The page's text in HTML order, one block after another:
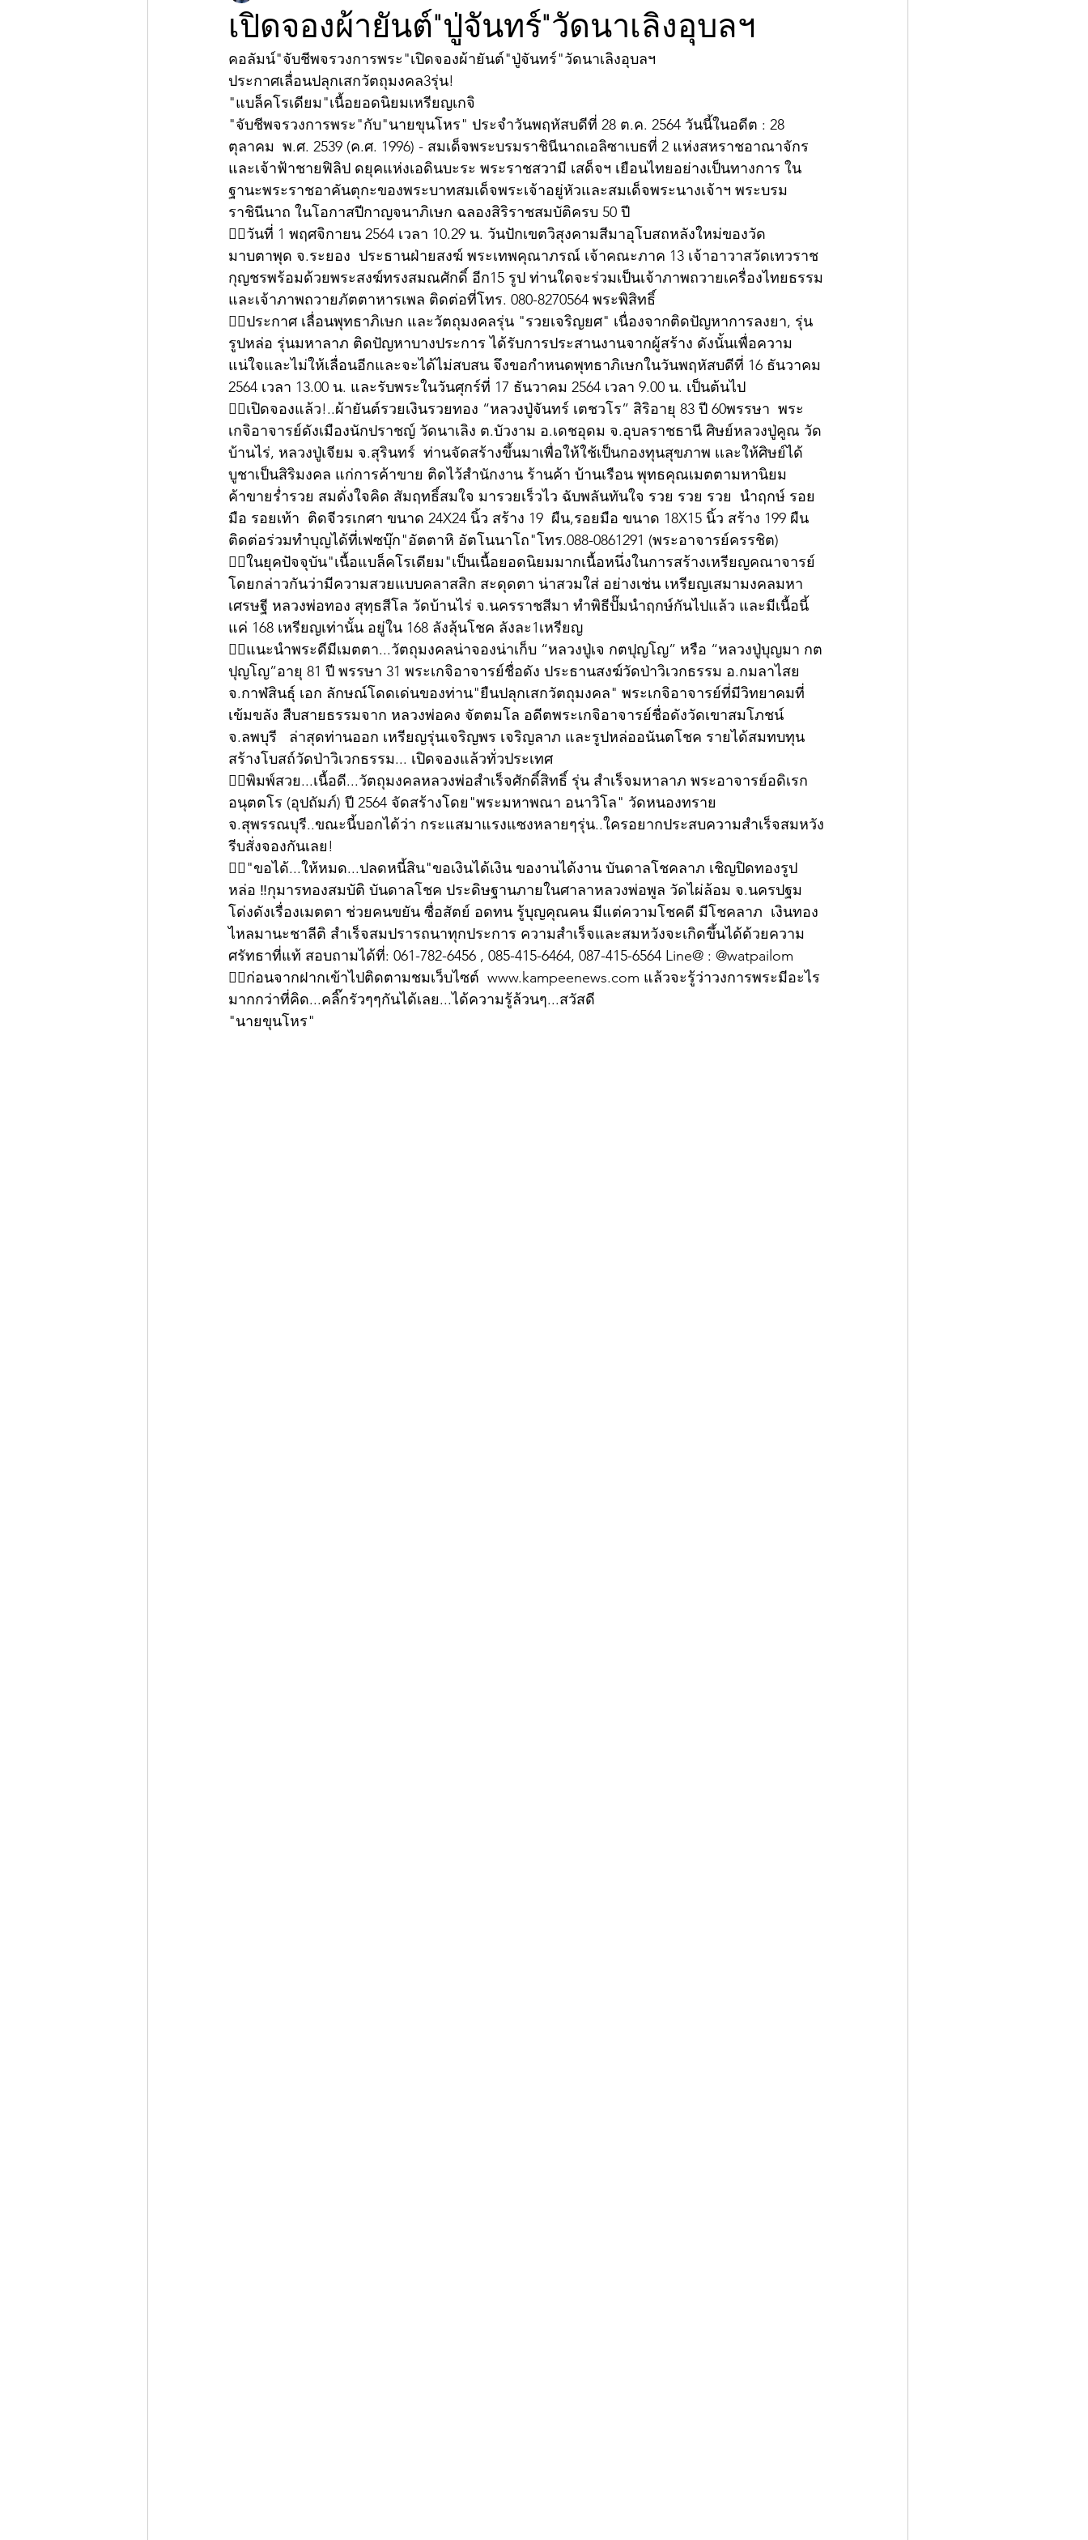
เปิดจองผ้ายันต์"ปู่จันทร์"วัดนาเลิงอุบลฯ
คอลัมน์"จับชีพจรวงการพระ"เปิดจองผ้ายันต์"ปู่จันทร์"วัดนาเลิงอุบลฯ
ประกาศเลื่อนปลุกเสกวัตถุมงคล3รุ่น!
"แบล็คโรเดียม"เนื้อยอดนิยมเหรียญเกจิ
"จับชีพจรวงการพระ"กับ"นายขุนโหร" ประจำวันพฤหัสบดีที่ 28 ต.ค. 2564 วันนี้ในอดีต : 28
ตุลาคม  พ.ศ. 2539 (ค.ศ. 1996) - สมเด็จพระบรมราชินีนาถเอลิซาเบธที่ 2 แห่งสหราชอาณาจักร
และเจ้าฟ้าชายฟิลิป ดยุคแห่งเอดินบะระ พระราชสวามี เสด็จฯ เยือนไทยอย่างเป็นทางการ ใน
ฐานะพระราชอาคันตุกะของพระบาทสมเด็จพระเจ้าอยู่หัวและสมเด็จพระนางเจ้าฯ พระบรม
ราชินีนาถ ในโอกาสปีกาญจนาภิเษก ฉลองสิริราชสมบัติครบ 50 ปี
👍🏻วันที่ 1 พฤศจิกายน 2564 เวลา 10.29 น. วันปักเขตวิสุงคามสีมาอุโบสถหลังใหม่ของวัด
มาบตาพุด จ.ระยอง  ประธานฝ่ายสงฆ์ พระเทพคุณาภรณ์ เจ้าคณะภาค 13 เจ้าอาวาสวัดเทวราช
กุญชรพร้อมด้วยพระสงฆ์ทรงสมณศักดิ์ อีก15 รูป ท่านใดจะร่วมเป็นเจ้าภาพถวายเครื่องไทยธรรม
และเจ้าภาพถวายภัตตาหารเพล ติดต่อที่โทร. 080-8270564 พระพิสิทธิ์
👍🏻ประกาศ เลื่อนพุทธาภิเษก และวัตถุมงคลรุ่น "รวยเจริญยศ" เนื่องจากติดปัญหาการลงยา, รุ่น
รูปหล่อ รุ่นมหาลาภ ติดปัญหาบางประการ ได้รับการประสานงานจากผู้สร้าง ดังนั้นเพื่อความ
แน่ใจและไม่ให้เลื่อนอีกและจะได้ไม่สบสน จึงขอกำหนดพุทธาภิเษกในวันพฤหัสบดีที่ 16 ธันวาคม
2564 เวลา 13.00 น. และรับพระในวันศุกร์ที่ 17 ธันวาคม 2564 เวลา 9.00 น. เป็นต้นไป
👍🏻เปิดจองแล้ว!..ผ้ายันต์รวยเงินรวยทอง “หลวงปู่จันทร์ เตชวโร” สิริอายุ 83 ปี 60พรรษา  พระ
เกจิอาจารย์ดังเมืองนักปราชญ์ วัดนาเลิง ต.บัวงาม อ.เดชอุดม จ.อุบลราชธานี ศิษย์หลวงปู่คูณ วัด
บ้านไร่, หลวงปู่เจียม จ.สุรินทร์  ท่านจัดสร้างขึ้นมาเพื่อให้ใช้เป็นกองทุนสุขภาพ เเละให้ศิษย์ได้
บูชาเป็นสิริมงคล แก่การค้าขาย ติดไว้สำนักงาน ร้านค้า บ้านเรือน พุทธคุณเมตตามหานิยม
ค้าขายร่ำรวย สมดั่งใจคิด สัมฤทธิ์สมใจ มารวยเร็วไว ฉับพลันทันใจ รวย รวย รวย  นำฤกษ์ รอย
มือ รอยเท้า  ติดจีวรเกศา ขนาด 24X24 นิ้ว สร้าง 19  ผืน,รอยมือ ขนาด 18X15 นิ้ว สร้าง 199 ผืน
ติดต่อร่วมทำบุญได้ที่เฟซบุ๊ก"อัตตาหิ อัตโนนาโถ"โทร.088-0861291 (พระอาจารย์ครรชิต)
👍🏻ในยุคปัจจุบัน"เนื้อแบล็คโรเดียม"เป็นเนื้อยอดนิยมมากเนื้อหนึ่งในการสร้างเหรียญคณาจารย์
โดยกล่าวกันว่ามีความสวยแบบคลาสสิก สะดุดตา น่าสวมใส่ อย่างเช่น เหรียญเสมามงคลมหา
เศรษฐี หลวงพ่อทอง สุทฺธสีโล วัดบ้านไร่ จ.นครราชสีมา ทำพิธีปั๊มนำฤกษ์กันไปแล้ว และมีเนื้อนี้
แค่ 168 เหรียญเท่านั้น อยู่ใน 168 ลังลุ้นโชค ลังละ1เหรียญ
👍🏻แนะนำพระดีมีเมตตา...วัตถุมงคลน่าจองน่าเก็บ “หลวงปู่เจ กตปุญโญ” หรือ “หลวงปู่บุญมา กต
ปุญโญ”อายุ 81 ปี พรรษา 31 พระเกจิอาจารย์ชื่อดัง ประธานสงฆ์วัดป่าวิเวกธรรม อ.กมลาไสย
จ.กาฬสินธุ์ เอก ลักษณ์โดดเด่นของท่าน"ยืนปลุกเสกวัตถุมงคล" พระเกจิอาจารย์ที่มีวิทยาคมที่
เข้มขลัง สืบสายธรรมจาก หลวงพ่อคง จัตตมโล อดีตพระเกจิอาจารย์ชื่อดังวัดเขาสมโภชน์
จ.ลพบุรี   ล่าสุดท่านออก เหรียญรุ่นเจริญพร เจริญลาภ และรูปหล่ออนันตโชค รายได้สมทบทุน
สร้างโบสถ์วัดป่าวิเวกธรรม... เปิดจองแล้วทั่วประเทศ
👍🏻พิมพ์สวย...เนื้อดี...วัตถุมงคลหลวงพ่อสำเร็จศักดิ์สิทธิ์ รุ่น สำเร็จมหาลาภ พระอาจารย์อดิเรก
อนุตตโร (อุปถัมภ์) ปี 2564 จัดสร้างโดย"พระมหาพณา อนาวิโล" วัดหนองทราย
จ.สุพรรณบุรี..ขณะนี้บอกได้ว่า กระแสมาแรงแซงหลายๆรุ่น..ใครอยากประสบความสำเร็จสมหวัง
รีบสั่งจองกันเลย!
👍🏻"ขอได้...ให้หมด...ปลดหนี้สิน"ขอเงินได้เงิน ของานได้งาน บันดาลโชคลาภ เชิญปิดทองรูป
หล่อ ‼กุมารทองสมบัติ บันดาลโชค ประดิษฐานภายในศาลาหลวงพ่อพูล วัดไผ่ล้อม จ.นครปฐม
โด่งดังเรื่องเมตตา ช่วยคนขยัน ซื่อสัตย์ อดทน รู้บุญคุณคน มีแต่ความโชคดี มีโชคลาภ  เงินทอง
ไหลมานะชาลีติ สำเร็จสมปรารถนาทุกประการ ความสำเร็จและสมหวังจะเกิดขึ้นได้ด้วยความ
ศรัทธาที่แท้ สอบถามได้ที่: 061-782-6456 , 085-415-6464, 087-415-6564 Line@ : @watpailom
👍🏻ก่อนจากฝากเข้าไปติดตามชมเว็บไซต์  www.kampeenews.com แล้วจะรู้ว่าวงการพระมีอะไร
มากกว่าที่คิด...คลิ๊กรัวๆๆกันได้เลย...ได้ความรู้ล้วนๆ...สวัสดี
"นายขุนโหร"